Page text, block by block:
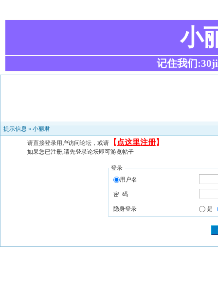
小
记住我们
提示信息 » 小丽君
请直接登录用户访问论坛，或请 【 点这里注册】
如果您已注册,请先登录论坛即可游览帖子
登录
用户名
密 码
隐身登录 是